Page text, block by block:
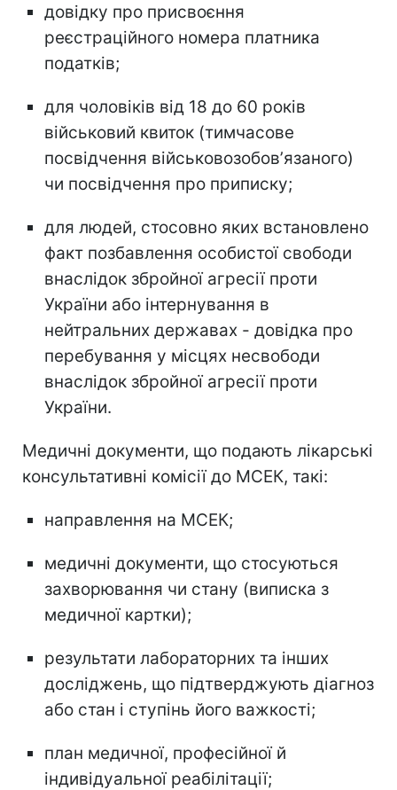
довідку про присвоєння
реєстраційного номера платника
податків;
для чоловіків від 18 до 60 років
військовий квиток (тимчасове
посвідчення військовозобовʼязаного)
чи посвідчення про приписку;
для людей, стосовно яких встановлено
факт позбавлення особистої свободи
внаслідок збройної агресії проти
України або інтернування в
нейтральних державах - довідка про
перебування у місцях несвободи
внаслідок збройної агресії проти
України.
Медичні документи, що подають лікарські
консультативні комісії до МСЕК, такі:
направлення на МСЕК;
медичні документи, що стосуються
захворювання чи стану (виписка з
медичної картки);
результати лабораторних та інших
досліджень, що підтверджують діагноз
або стан і ступінь його важкості;
план медичної, професійної й
індивідуальної реабілітації;